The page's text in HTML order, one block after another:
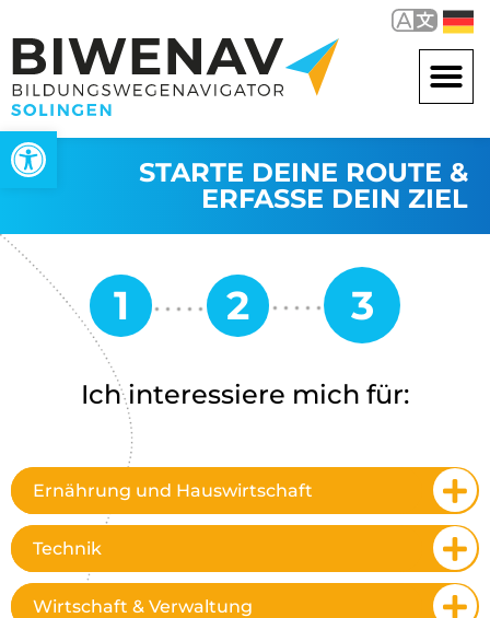
Werkzeugleiste öffnen
STARTE DEINE ROUTE &
ERFASSE DEIN ZIEL
Ich interessiere mich für:
Ernährung und Hauswirtschaft
Technik
Wirtschaft & Verwaltung